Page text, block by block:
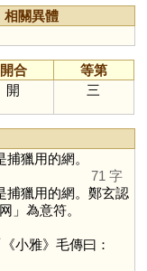
相關異體
開合
等第
開 三
獵用的網。
71 字
捕獵用的網。鄭玄認
网 」為意符。
小雅》毛傳曰：